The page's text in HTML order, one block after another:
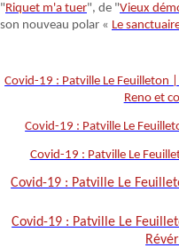
"Riquet m'a tuer", de "Vieux
son nouveau polar « Le
Covid-19 : Patville Le
Reno et
Covid-19 : Patville Le
Covid-19 : Patville Le
Covid-19 : Patville Le
Covid-19 : Patville Le